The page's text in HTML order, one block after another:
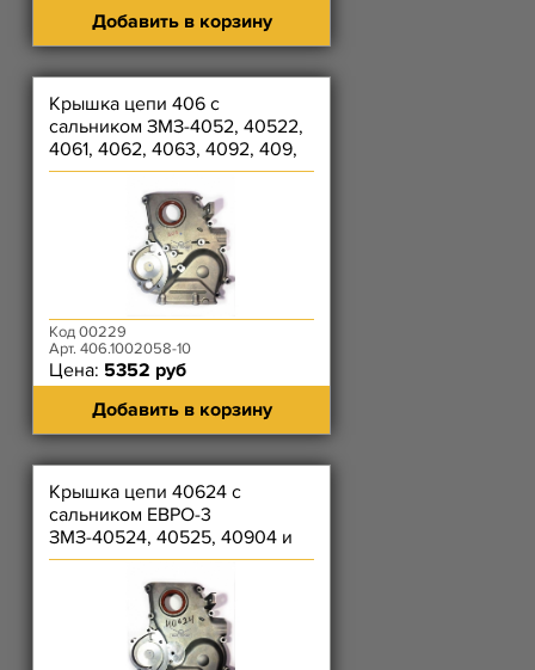
Добавить в корзину
Крышка цепи 406 с
сальником ЗМЗ-4052, 40522,
4061, 4062, 4063, 4092, 409,
4091 и их модификации
Код 00229
Арт. 406.1002058-10
Цена: 5352 руб
Добавить в корзину
Крышка цепи 40624 с
сальником ЕВРО-3
ЗМЗ-40524, 40525, 40904 и
их модификации